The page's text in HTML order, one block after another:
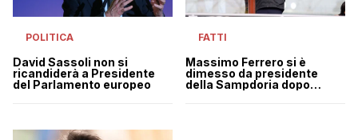
POLITICA
David Sassoli non si
ricandiderà a Presidente
del Parlamento europeo
FATTI
Massimo Ferrero si è
dimesso da presidente
della Sampdoria dopo